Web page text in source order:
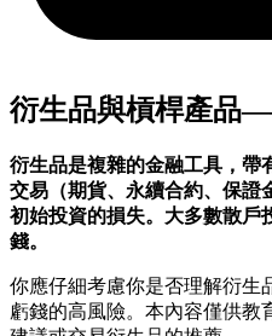
衍生品與槓桿產品
衍生品是複雜的金融工具，帶
交易（期貨、永續合約、保證
初始投資的損失。大多數散戶
錢。
你應仔細考慮你是否理解衍生
虧錢的高風險。本內容僅供教